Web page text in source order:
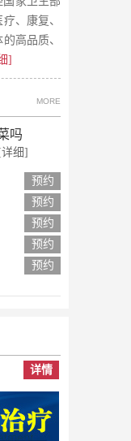
、康复、
高品质、
]
MORE
吗
[详细]
预约
预约
预约
预约
预约
详情